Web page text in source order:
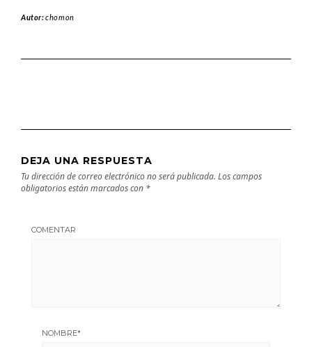
Autor:chomon
DEJA UNA RESPUESTA
Tu dirección de correo electrónico no será publicada. Los campos
obligatorios están marcados con *
COMENTAR
NOMBRE*